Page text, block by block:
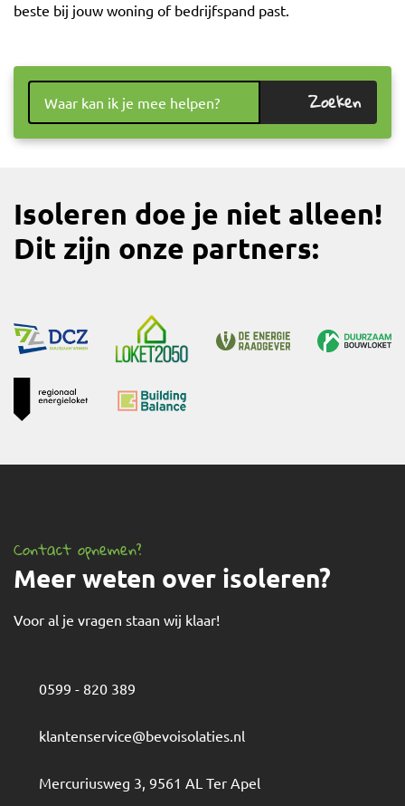
beste bij jouw woning of bedrijfspand past.
Zoeken
Isoleren doe je niet alleen!
Dit zijn onze partners:
Contact opnemen?
Meer weten over isoleren?
Voor al je vragen staan wij klaar!
0599 - 820 389
klantenservice@bevoisolaties.nl
Mercuriusweg 3, 9561 AL Ter Apel